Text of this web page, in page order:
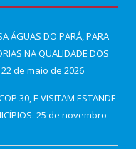
ÁGUAS DO PARÁ, PARA
NA QUALIDADE DOS
22 de maio de 2026
30, E VISITAM ESTANDE
25 de novembro